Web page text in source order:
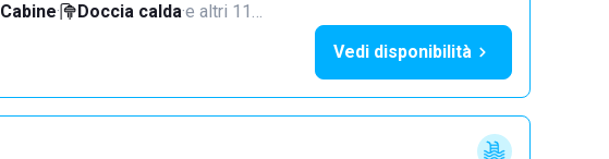
Cabine· Doccia calda·e altri 11…
Vedi disponibilità